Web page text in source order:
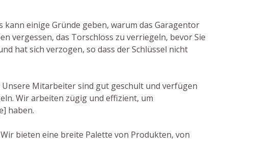
einige Gründe geben, warum das Garagentor
vergessen, das Torschloss zu verriegeln, bevor Sie
hat sich verzogen, so dass der Schlüssel nicht
Mitarbeiter sind gut geschult und verfügen
Wir arbeiten zügig und effizient, um
haben.
bieten eine breite Palette von Produkten, von